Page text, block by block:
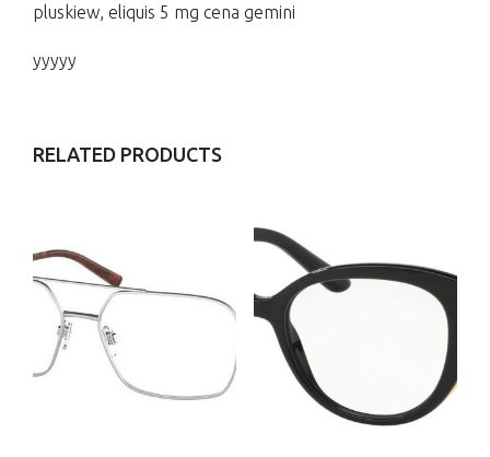
pluskiew, eliquis 5 mg cena gemini
yyyyy
RELATED PRODUCTS